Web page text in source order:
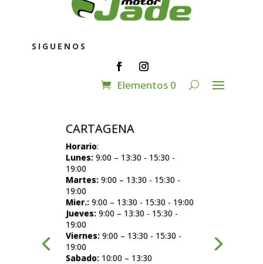
SIGUENOS
Elementos 0
CARTAGENA
Horario:
Lunes: 9:00 – 13:30 - 15:30 -
19:00
Martes: 9:00 – 13:30 - 15:30 -
19:00
Mier.: 9:00 – 13:30 - 15:30 - 19:00
Jueves: 9:00 – 13:30 - 15:30 -
19:00
Viernes: 9:00 – 13:30 - 15:30 -
19:00
Sabado: 10:00 – 13:30